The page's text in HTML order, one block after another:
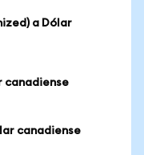
a Dólar
canadiense
canadiense